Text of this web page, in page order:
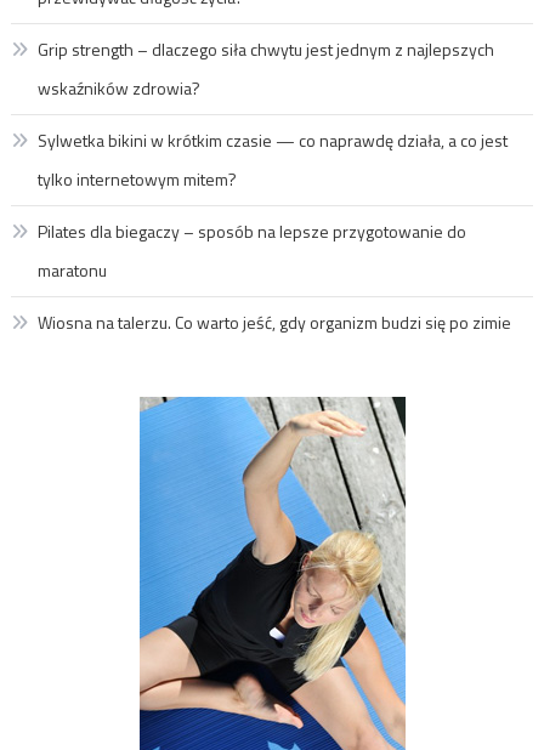
Grip strength – dlaczego siła chwytu jest jednym z najlepszych
wskaźników zdrowia?
Sylwetka bikini w krótkim czasie — co naprawdę działa, a co jest
tylko internetowym mitem?
Pilates dla biegaczy – sposób na lepsze przygotowanie do
maratonu
Wiosna na talerzu. Co warto jeść, gdy organizm budzi się po zimie